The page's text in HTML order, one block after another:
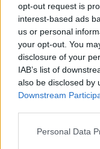
opt-out request is
interest-based ads
us or personal
your opt-out. You
disclosure of your
IAB’s list of
also be disclosed by
Downstream
Personal Data
MUSIC LISTS
10
έχεις συνηθίσει
Όσο ασυνήθιστες